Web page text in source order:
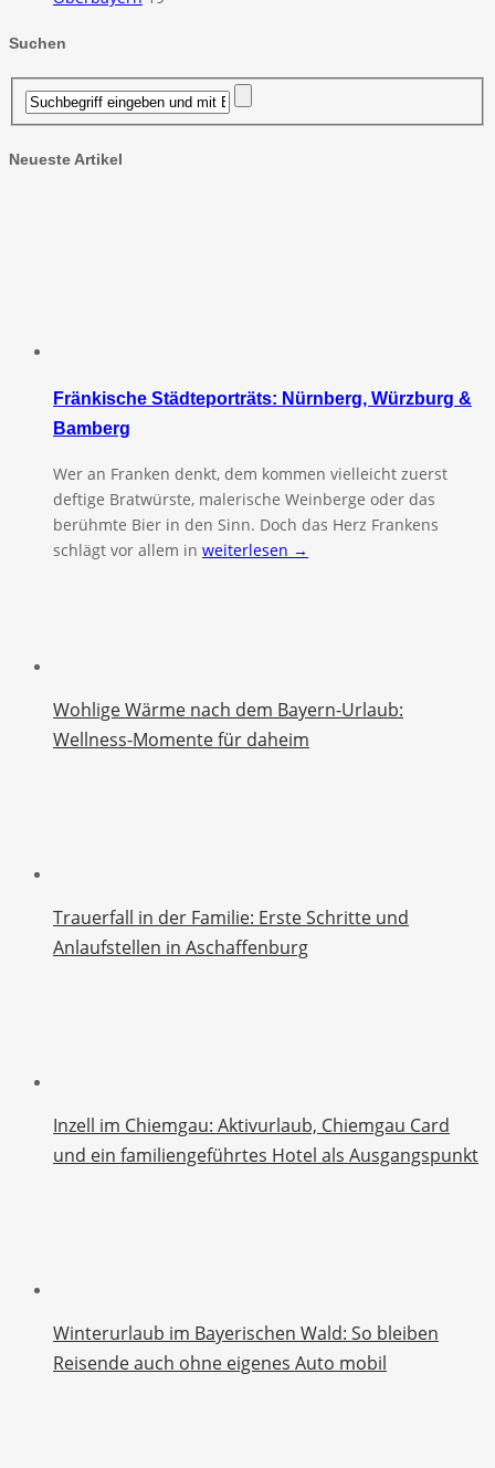
Suchen
Neueste Artikel
Fränkische Städteporträts: Nürnberg, Würzburg &
Bamberg
Wer an Franken denkt, dem kommen vielleicht zuerst
deftige Bratwürste, malerische Weinberge oder das
berühmte Bier in den Sinn. Doch das Herz Frankens
schlägt vor allem in weiterlesen →
Wohlige Wärme nach dem Bayern-Urlaub:
Wellness-Momente für daheim
Trauerfall in der Familie: Erste Schritte und
Anlaufstellen in Aschaffenburg
Inzell im Chiemgau: Aktivurlaub, Chiemgau Card
und ein familiengeführtes Hotel als Ausgangspunkt
Winterurlaub im Bayerischen Wald: So bleiben
Reisende auch ohne eigenes Auto mobil